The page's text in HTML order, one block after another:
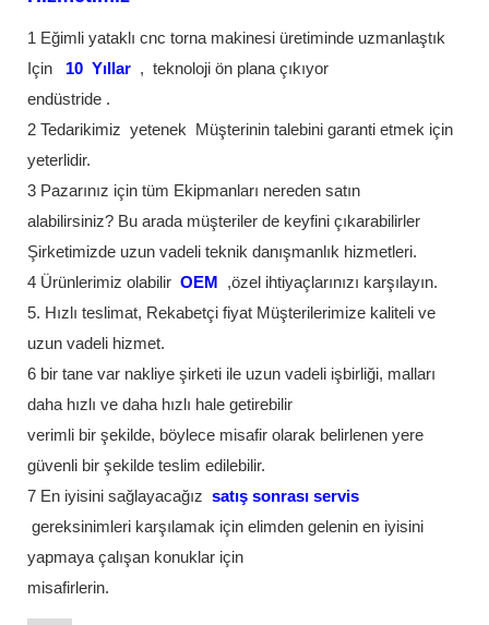
1 Eğimli yataklı cnc torna makinesi üretiminde uzmanlaştık
Için
10 Yıllar , teknoloji ön plana çıkıyor
endüstride .
2 Tedarikimiz yetenek
Müşterinin talebini garanti etmek için
yeterlidir.
3 Pazarınız için tüm Ekipmanları nereden satın
alabilirsiniz? Bu arada müşteriler de keyfini çıkarabilirler
Şirketimizde uzun vadeli teknik danışmanlık hizmetleri.
4 Ürünlerimiz olabilir OEM
,özel ihtiyaçlarınızı karşılayın.
5. Hızlı teslimat, Rekabetçi fiyat Müşterilerimize kaliteli ve
uzun vadeli hizmet.
6 bir tane var nakliye şirketi ile uzun vadeli işbirliği, malları
daha hızlı ve daha hızlı hale getirebilir
verimli bir şekilde, böylece misafir olarak belirlenen yere
güvenli bir şekilde teslim edilebilir.
7 En iyisini sağlayacağız satış sonrası servis
gereksinimleri karşılamak için elimden gelenin en iyisini
yapmaya çalışan konuklar için
misafirlerin.